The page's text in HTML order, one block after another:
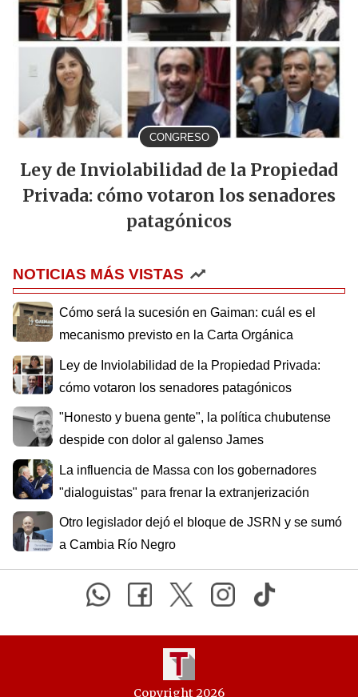
CONGRESO
Ley de Inviolabilidad de la Propiedad
Privada: cómo votaron los senadores
patagónicos
NOTICIAS MÁS VISTAS
Cómo será la sucesión en Gaiman: cuál es el
mecanismo previsto en la Carta Orgánica
Ley de Inviolabilidad de la Propiedad Privada:
cómo votaron los senadores patagónicos
"Honesto y buena gente", la política chubutense
despide con dolor al galenso James
La influencia de Massa con los gobernadores
"dialoguistas" para frenar la extranjerización
Otro legislador dejó el bloque de JSRN y se sumó
a Cambia Río Negro
Copyright 2026